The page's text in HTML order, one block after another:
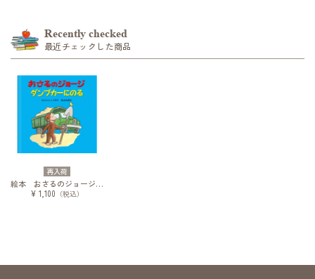
Recently checked
最近チェックした商品
再入荷
絵本 おさるのジョージ ダンプカーにのる
¥ 1,100 （税込）